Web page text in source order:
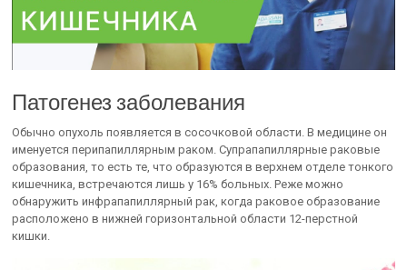
Патогенез заболевания
Обычно опухоль появляется в сосочковой области. В медицине он
именуется перипапиллярным раком. Супрапапиллярные раковые
образования, то есть те, что образуются в верхнем отделе тонкого
кишечника, встречаются лишь у 16% больных. Реже можно
обнаружить инфрапапиллярный рак, когда раковое образование
расположено в нижней горизонтальной области 12-перстной
кишки.